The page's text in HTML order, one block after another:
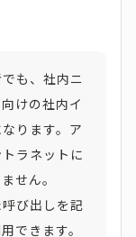
も、社内ニ
けの社内イ
ります。ア
ラネットに
せん。
び出しを記
できます。